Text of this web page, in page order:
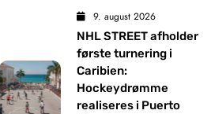
9. august 2026
NHL STREET afholder
første turnering i
Caribien:
Hockeydrømme
realiseres i Puerto